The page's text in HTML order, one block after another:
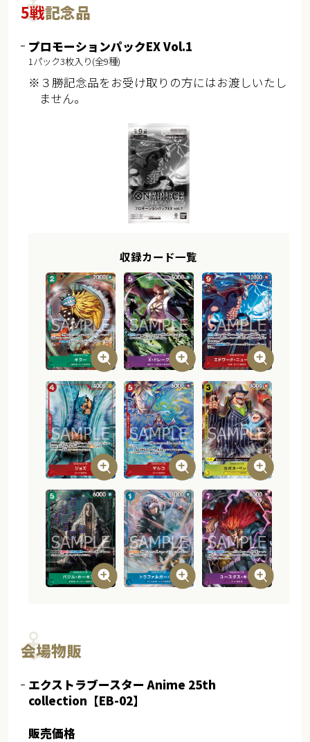
5戦記念品
プロモーションパックEX Vol.1
1パック3枚入り(全9種)
※３勝記念品をお受け取りの方にはお渡しいたし
ません。
収録カード一覧
会場物販
エクストラブースター Anime 25th
collection【EB-02】
販売価格